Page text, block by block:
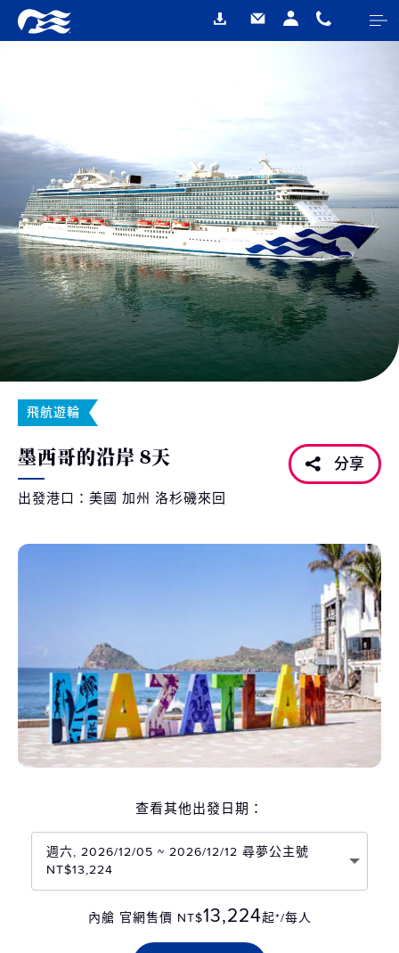
飛航遊輪
墨西哥的沿岸 8天
出發港口：美國 加州 洛杉磯來回
分享
查看其他出發日期：
週六, 2026/12/05 ~ 2026/12/12 尋夢公主號
NT$13,224
內艙 官網售價 NT$13,224起*/每人